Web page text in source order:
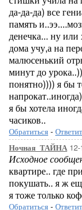
да-да-да) все
память
денечка... ну
дома учу,а на
малюсенький
минут до урока..))
понятно)))) я бы
я бы хотела
часиков..
Обратиться -
Ночная_ТАЙНА
Исходное
квартире.. где
покушать.. я ж
я тоже только
Обратиться -